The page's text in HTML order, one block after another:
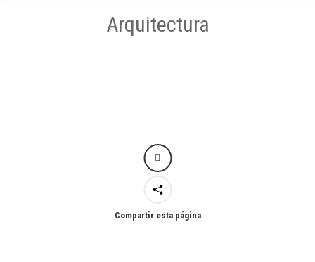
Arquitectura
Compartir esta página